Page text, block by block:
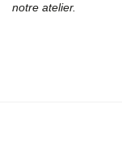
notre atelier.